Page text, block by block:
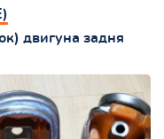
двигуна задня